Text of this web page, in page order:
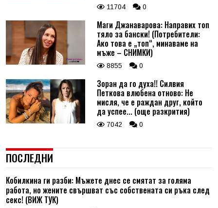
11704 0
Маги Джанаварова: Направих топ
тяло за бански! (Потребители:
Ако това е „топ“, минаваме на
мъже – СНИМКИ)
8855 0
Зоран да го духа!! Силвия
Петкова влюбена отново: Не
мисля, че е раждан друг, който
да успее... (още разкрития)
7042 0
ПОСЛЕДНИ
Кобилкина ги разби: Мъжете днес се смятат за голяма
работа, но жените свършват със собствената си ръка след
секс! (ВИЖ ТУК)